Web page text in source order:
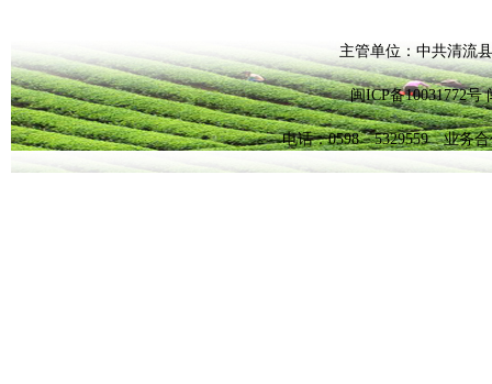
主管单位：中共清流
闽ICP备10031772号
电话：0598－5329559 业务